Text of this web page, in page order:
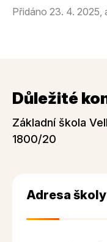
Přidáno 23. 4. 2025,
Důležité
Základní škola
1800/20
Adresa školy